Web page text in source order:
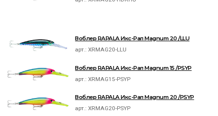
Воблер RAPALA Икс-Рап Magnum 20 /LLU
арт.:XRMAG20-LLU
Воблер RAPALA Икс-Рап Magnum 15 /PSYP
арт.:XRMAG15-PSYP
Воблер RAPALA Икс-Рап Magnum 20 /PSYP
арт.:XRMAG20-PSYP